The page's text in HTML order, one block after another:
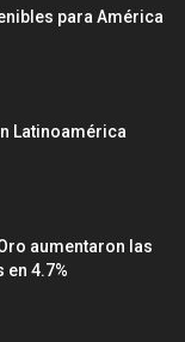
para América
Latinoamérica
aumentaron las
4.7%